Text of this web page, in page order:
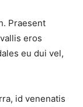
Praesent
eros
eu dui vel,
id venenatis